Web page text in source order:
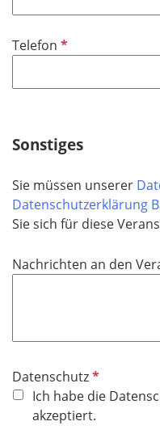
l
c
t
l
Telefon P
l
h
f
e
Sonstiges
Sie müssen unserer
Datenschutzerklärung
Sie sich für diese
Nachrichten an den
DatenschutzP
f
l
Ich habe die
akzeptiert.